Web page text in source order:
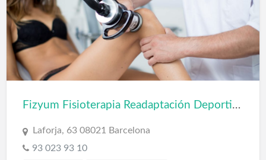
Fizyum Fisioterapia Readaptación Deportiva Barcelona
Laforja, 63 08021 Barcelona
93 023 93 10